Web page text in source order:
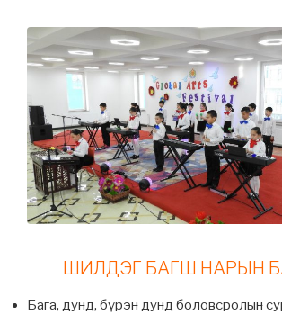
ШИЛДЭГ БАГШ НАРЫН
Бага, дунд, бүрэн дунд боловсролын